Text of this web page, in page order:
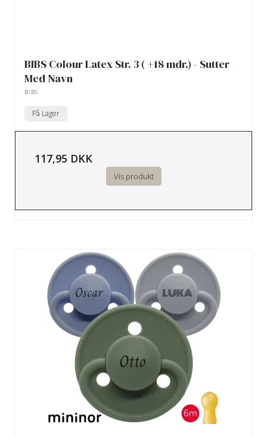
BIBS Colour Latex Str. 3 ( +18 mdr.) - Sutter
Med Navn
BIBS
På Lager
117,95 DKK
Vis produkt